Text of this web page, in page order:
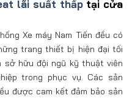
lãi suất thấptại cửa
Xe máy Nam Tiến đều có
trang thiết bị hiện đại tối
sở hữu đội ngũ kỹ thuật viên
trong phục vụ. Các sản
được cam kết đảm bảo sản